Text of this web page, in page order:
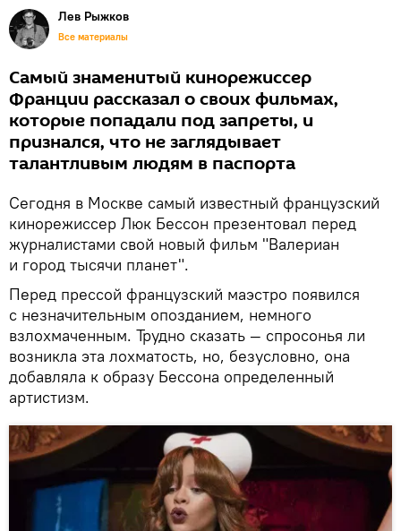
Лев Рыжков
Все материалы
Самый знаменитый кинорежиссер
Франции рассказал о своих фильмах,
которые попадали под запреты, и
признался, что не заглядывает
талантливым людям в паспорта
Сегодня в Москве самый известный французский
кинорежиссер Люк Бессон презентовал перед
журналистами свой новый фильм "Валериан
и город тысячи планет".
Перед прессой французский маэстро появился
с незначительным опозданием, немного
взлохмаченным. Трудно сказать — спросонья ли
возникла эта лохматость, но, безусловно, она
добавляла к образу Бессона определенный
артистизм.